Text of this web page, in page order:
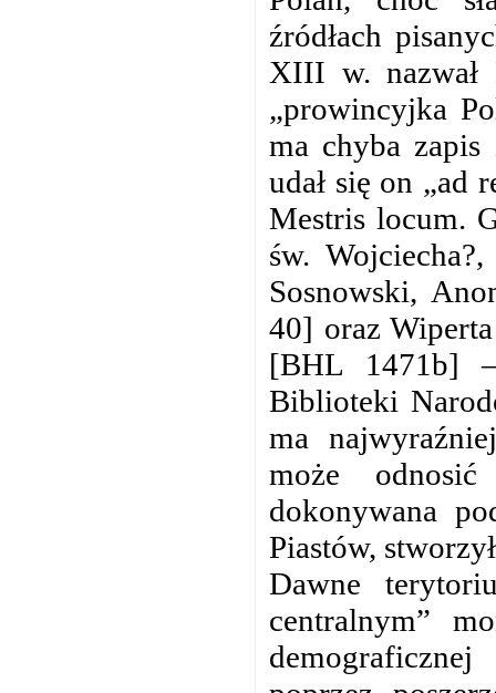
źródłach
XIII w. nazwał
„prowincyjka
ma chyba
udał się on „ad
Mestris locum.
św.
Sosnowski,
40] oraz
[BHL 1471b] –
Biblioteki
ma
może
dokonywana
Piastów,
Dawne
centralnym”